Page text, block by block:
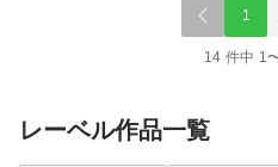
1
14 件中 1
レーベル作品一覧